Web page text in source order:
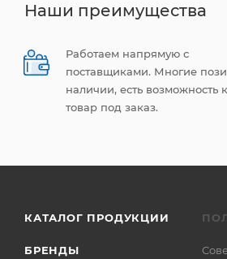
Наши преимущества
Работаем напрямую с
поставщиками. Многие
наличии, есть возможность
товар под заказ.
КАТАЛОГ ПРОДУКЦИИ
БРЕНДЫ